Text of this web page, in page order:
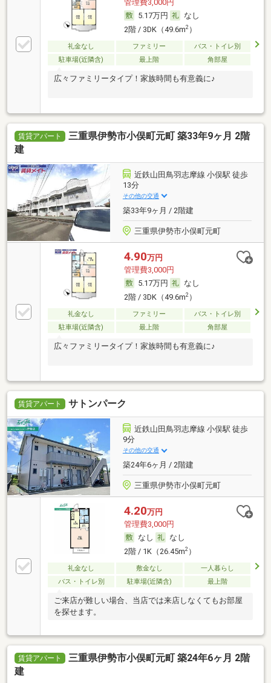
管理費3,000円
5.17万円
なし
2階 / 3DK（49.6m2）
礼金なし ファミリー
バス・トイレ別
駐車場(近隣含)
最上階 角部屋
広々ファミリータイプ！家族時間も有意義に♪
賃貸アパート
三重県伊勢市小俣町元町 築33年9ヶ月 2階
建
近鉄山田鳥羽志摩線 小俣駅 徒歩
13分
その他の交通
築33年9ヶ月 / 2階建
三重県伊勢市小俣町元町
4.90万円
管理費3,000円
5.17万円
なし
2階 / 3DK（49.6m2）
礼金なし ファミリー
バス・トイレ別
駐車場(近隣含)
最上階 角部屋
広々ファミリータイプ！家族時間も有意義に♪
賃貸アパート サトンパーク
近鉄山田鳥羽志摩線 小俣駅 徒歩
9分
その他の交通
築24年6ヶ月 / 2階建
三重県伊勢市小俣町元町
4.20万円
管理費3,000円
なし
なし
2階 / 1K（26.45m2）
礼金なし 敷金なし
一人暮らし
バス・トイレ別
駐車場(近隣含) 最上階
ご来店が難しい場合、当店では来店しなくてもお部屋
を探せます。
賃貸アパート
三重県伊勢市小俣町元町 築24年6ヶ月 2階
建